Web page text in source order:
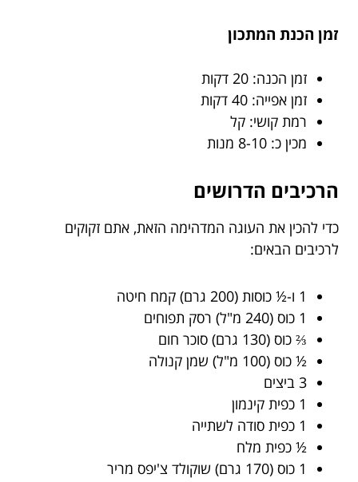
זמן הכנת המתכון
זמן הכנה: 20 דקות
זמן אפייה: 40 דקות
רמת קושי: קל
מכין כ: 8-10 מנות
הרכיבים הדרושים
כדי להכין את העוגה המדהימה הזאת, אתם זקוקים
לרכיבים הבאים:
1 ו-½ כוסות (200 גרם) קמח חיטה
1 כוס (240 מ"ל) רסק תפוחים
⅔ כוס (130 גרם) סוכר חום
½ כוס (100 מ"ל) שמן קנולה
3 ביצים
1 כפית קינמון
1 כפית סודה לשתייה
½ כפית מלח
1 כוס (170 גרם) שוקולד צ'יפס מריר